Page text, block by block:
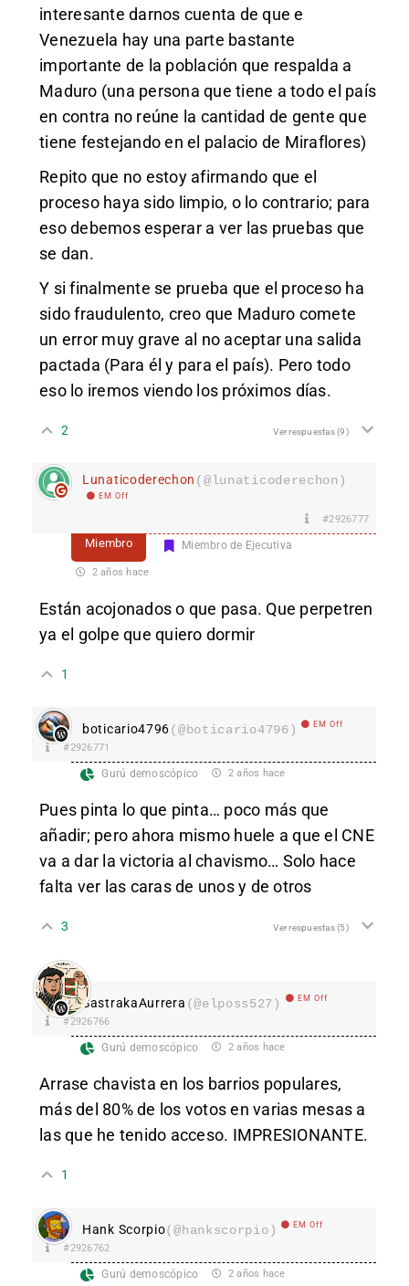
interesante darnos cuenta de que e
Venezuela hay una parte bastante
importante de la población que respalda a
Maduro (una persona que tiene a todo el país
en contra no reúne la cantidad de gente que
tiene festejando en el palacio de Miraflores)
Repito que no estoy afirmando que el
proceso haya sido limpio, o lo contrario; para
eso debemos esperar a ver las pruebas que
se dan.
Y si finalmente se prueba que el proceso ha
sido fraudulento, creo que Maduro comete
un error muy grave al no aceptar una salida
pactada (Para él y para el país). Pero todo
eso lo iremos viendo los próximos días.
2 Ver respuestas(9)
Lunaticoderechon (@lunaticoderechon)
EM Off
#2926777
Miembro Miembro de Ejecutiva
2 años hace
Están acojonados o que pasa. Que perpetren
ya el golpe que quiero dormir
1
boticario4796(@boticario4796) EM Off
#2926771
Gurú demoscópico 2 años hace
Pues pinta lo que pinta… poco más que
añadir; pero ahora mismo huele a que el CNE
va a dar la victoria al chavismo… Solo hace
falta ver las caras de unos y de otros
3 Ver respuestas(5)
SastrakaAurrera (@elposs527) EM Off
#2926766
Gurú demoscópico 2 años hace
Arrase chavista en los barrios populares,
más del 80% de los votos en varias mesas a
las que he tenido acceso. IMPRESIONANTE.
1
Hank Scorpio(@hankscorpio) EM Off
#2926762
Gurú demoscópico 2 años hace